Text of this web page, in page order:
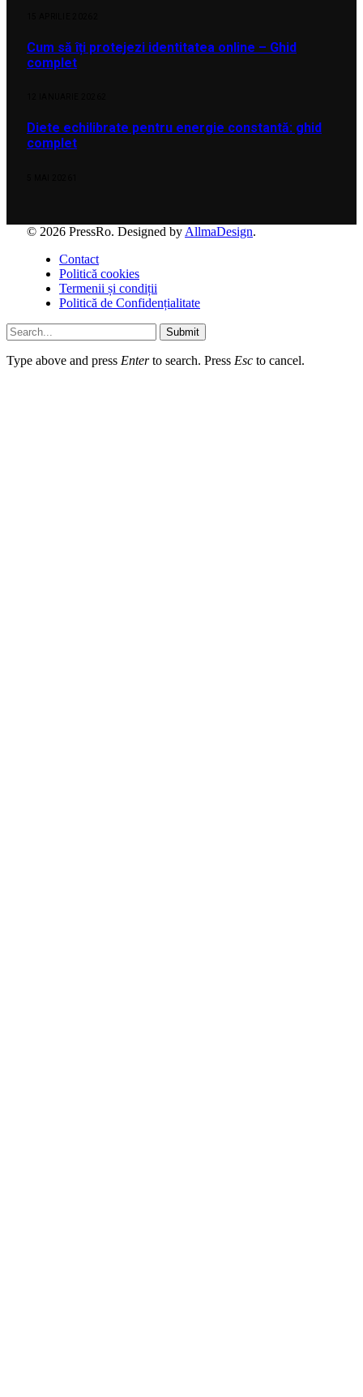
Cum să îți protejezi identitatea online – Ghid
complet
Diete echilibrate pentru energie constantă: ghid
complet
© 2026 PressRo. Designed by AllmaDesign.
Contact
Politică cookies
Termenii și condiții
Politică de Confidențialitate
Submit
Type above and press Enterto search. Press Esc to cancel.